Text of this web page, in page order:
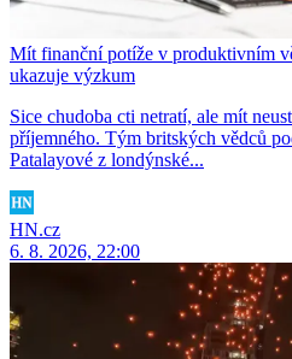
Mít finanční potíže v produktivním
ukazuje výzkum
Sice chudoba cti netratí, ale mít
příjemného. Tým britských vědců
Patalayové z londýnské...
HN.cz
6. 8. 2026, 22:00